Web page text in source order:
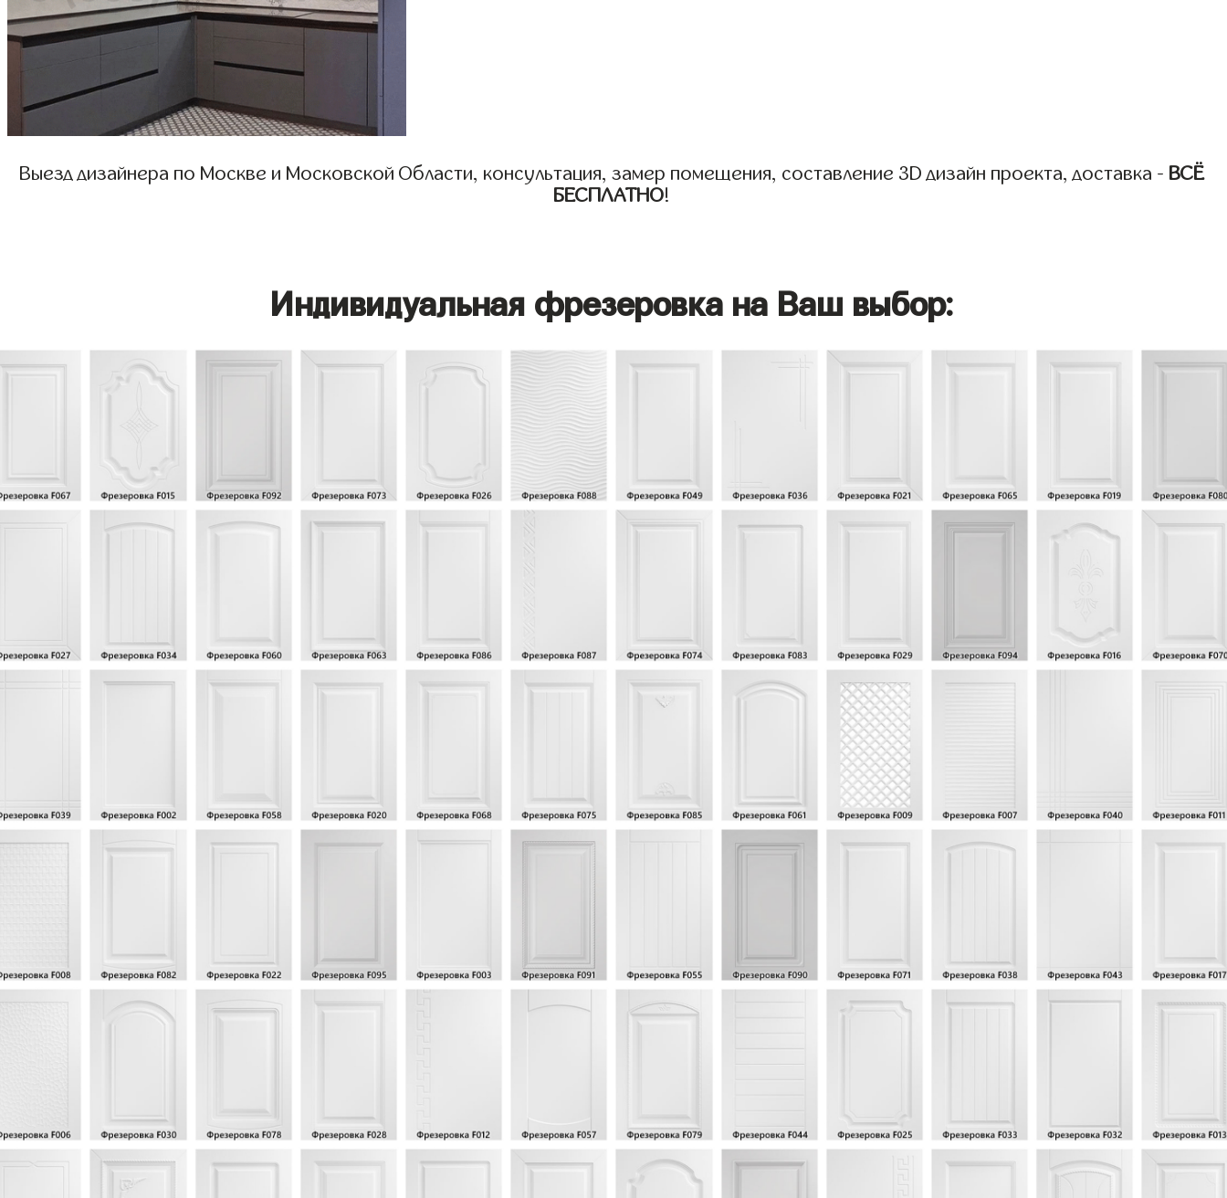
Выезд дизайнера по Москве и Московской Области, консультация, замер помещения, составление 3D дизайн проекта, доставка - ВСЁ
БЕСПЛАТНО!
Индивидуальная фрезеровка на Ваш выбор: